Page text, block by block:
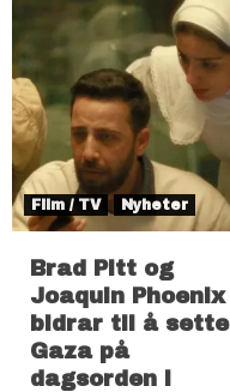
Film / TV Nyheter
Brad Pitt og
Joaquin Phoenix
bidrar til å sette
Gaza på
dagsorden i